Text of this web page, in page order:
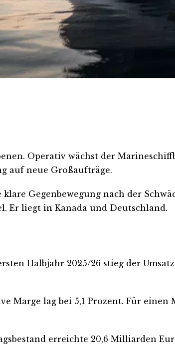
Operativ wächst der
auf neue Großaufträge.
Gegenbewegung nach der
Er liegt in Kanada und Deutschland.
Halbjahr 2025/26 stieg der
Marge lag bei 5,1 Prozent. Für
erreichte 20,6 Milliarden